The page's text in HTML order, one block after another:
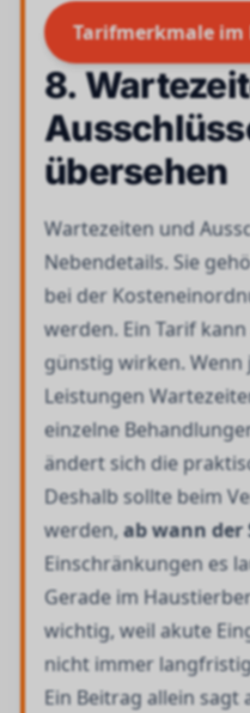
Tarifmerkmale im
8.
übersehen
Wartezeiten und
Nebendetails. Sie
bei der
werden. Ein Tarif
günstig wirken.
Leistungen
einzelne
ändert sich die
Deshalb sollte beim
werden,ab wann der
Einschränkungen es
Gerade im
wichtig, weil akute
nicht immer
Ein Beitrag allein sagt